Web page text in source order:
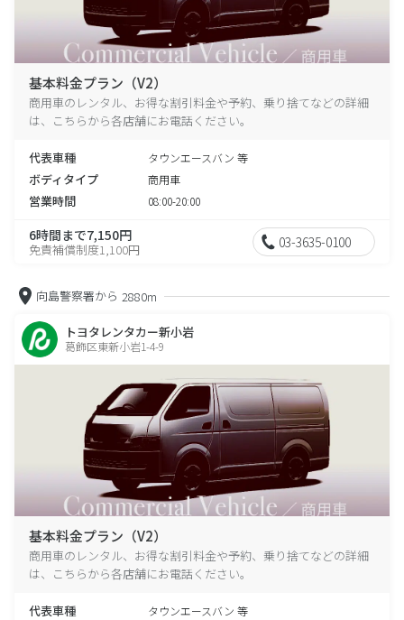
基本料金プラン（V2）
商用車のレンタル、お得な割引料金や予約、乗り捨てなどの詳細
は、こちらから各店舗にお電話ください。
代表車種 タウンエースバン 等
ボディタイプ 商用車
営業時間 08:00-20:00
6時間まで7,150円
免責補償制度1,100円 03-3635-0100
向島警察署から 2880m
トヨタレンタカー新小岩
葛飾区東新小岩1-4-9
基本料金プラン（V2）
商用車のレンタル、お得な割引料金や予約、乗り捨てなどの詳細
は、こちらから各店舗にお電話ください。
代表車種 タウンエースバン 等